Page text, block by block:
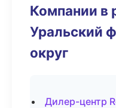
Компании в
Уральский
округ
Дилер-центр